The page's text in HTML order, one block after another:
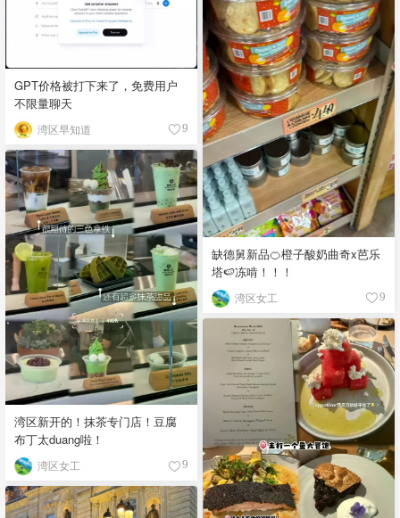
GPT价格被打下来了，免费用户
不限量聊天
湾区早知道 9
缺德舅新品🍊橙子酸奶曲奇x芭乐
塔🍉冻啃！！！
湾区女工 9
湾区新开的！抹茶专门店！豆腐
布丁太duang啦！
湾区女工 9